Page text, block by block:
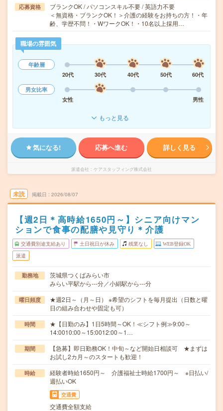
応募資格
ブランクOK / パソコンスキル不要 / 英語力不要
＜無資格・ブランクOK！＞介護の経験をお持ちの方！・年
齢、学歴不問！・WワークOK！・10名以上採用…
職場の雰囲気
年齢層
20代
30代 40代 50代
60代
男女比率
女性
男性
もっと見る
気になる! 応募へ進む 詳しく見る
派遣会社 ケアスタッフィング株式会社
未読 掲載日 2026/08/07
【週2日＊高時給1650円～】シニア向けマン
ションで食事の配膳や見守り＊介護
交通費別途支給あり 土日祝日が休み 残業なし WEB登録OK
派遣
勤務地
茨城県つくばみらい市
みらい平駅から---分／小絹駅から---分
曜日頻度
★週2日～（月～日） ※希望のシフトを毎月提出（日数と曜
日の組み合わせや固定も可）
時間
★【日勤のみ】1日5時間～OK！≪シフト例≫9:00～
14:0010:00～15:0012:00～1…
期間
【急募】即日勤務OK！中旬～など開始日相談可 ★まずは
お試し2カ月～のスタートも歓迎！
時給
経験者時給1650円～ 介護福祉士時給1700円～ ※日払い/
週払いOK
交通費
交通費全額支給